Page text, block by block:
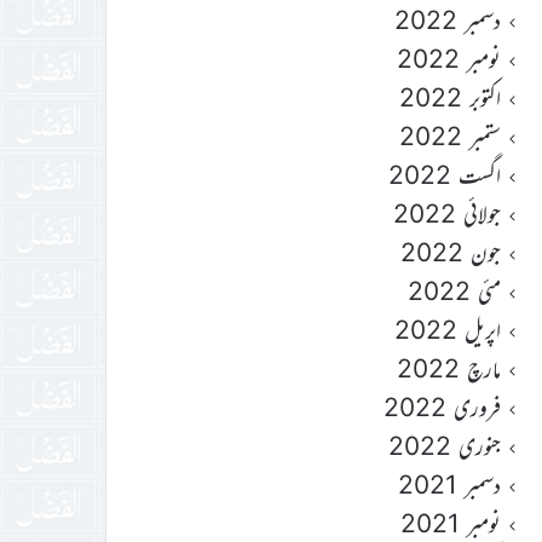
دسمبر 2022
نومبر 2022
اکتوبر 2022
ستمبر 2022
اگست 2022
جولائی 2022
جون 2022
مئی 2022
اپریل 2022
مارچ 2022
فروری 2022
جنوری 2022
دسمبر 2021
نومبر 2021